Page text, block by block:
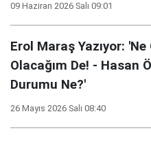
09 Haziran 2026 Salı 09:01
Erol Maraş Yazıyor:
Olacağım De! - Hasan
Durumu Ne?'
26 Mayıs 2026 Salı 08:40